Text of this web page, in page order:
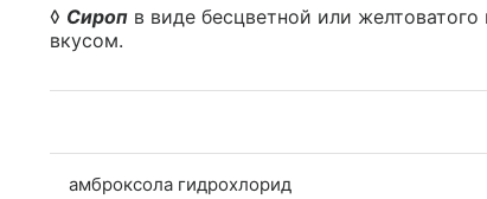
◊ Сироп в виде бесцветной или
вкусом.
амброксола гидрохлорид